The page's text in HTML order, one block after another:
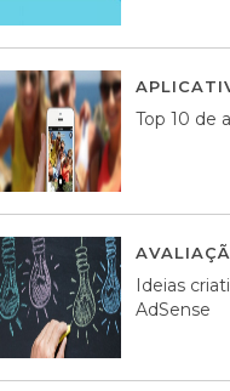
Top 10 de
Ideias
AdSense